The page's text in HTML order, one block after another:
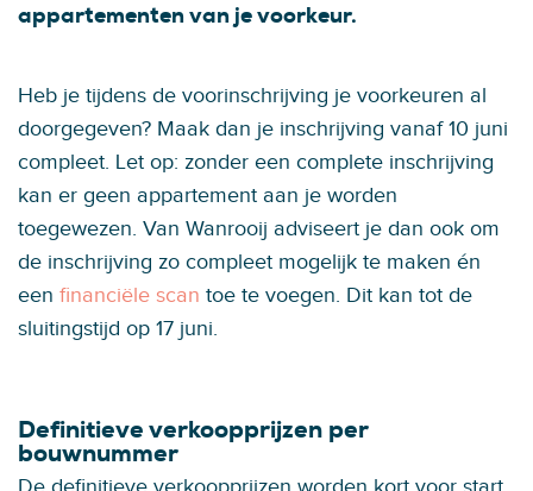
appartementen van je voorkeur.
Heb je tijdens de voorinschrijving je voorkeuren al
doorgegeven? Maak dan je inschrijving vanaf 10 juni
compleet. Let op: zonder een complete inschrijving
kan er geen appartement aan je worden
toegewezen. Van Wanrooij adviseert je dan ook om
de inschrijving zo compleet mogelijk te maken én
een financiële scan toe te voegen. Dit kan tot de
sluitingstijd op 17 juni.
Definitieve verkoopprijzen per
bouwnummer